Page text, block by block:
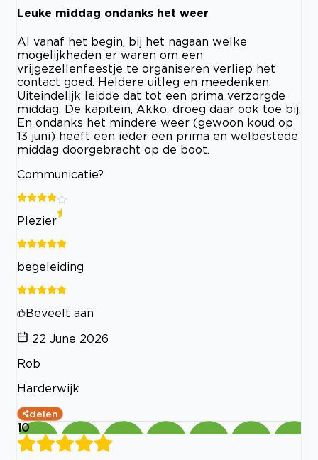
Leuke middag ondanks het weer
Al vanaf het begin, bij het nagaan welke
mogelijkheden er waren om een
vrijgezellenfeestje te organiseren verliep het
contact goed. Heldere uitleg en meedenken.
Uiteindelijk leidde dat tot een prima verzorgde
middag. De kapitein, Akko, droeg daar ook toe bij.
En ondanks het mindere weer (gewoon koud op
13 juni) heeft een ieder een prima en welbestede
middag doorgebracht op de boot.
Communicatie?
Plezier
begeleiding
Beveelt aan
22 June 2026
Rob
Harderwijk
delen
10